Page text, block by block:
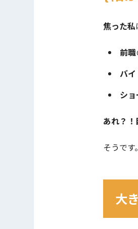
焦った私
前職
バ
シ
あれ？！
そうです
大